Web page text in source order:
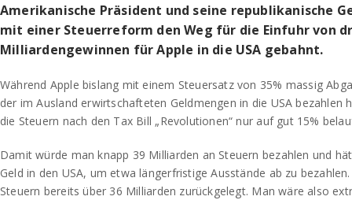
Amerikanische Präsident und seine republikanische
mit einer Steuerreform den Weg für die Einfuhr von
Milliardengewinnen für Apple in die USA gebahnt.
Während Apple bislang mit einem Steuersatz von 35% massig
der im Ausland erwirtschafteten Geldmengen in die USA bezahlen
die Steuern nach den Tax Bill „Revolutionen“ nur auf gut 15%
Damit würde man knapp 39 Milliarden an Steuern bezahlen und
Geld in den USA, um etwa längerfristige Ausstände ab zu
Steuern bereits über 36 Milliarden zurückgelegt. Man wäre also